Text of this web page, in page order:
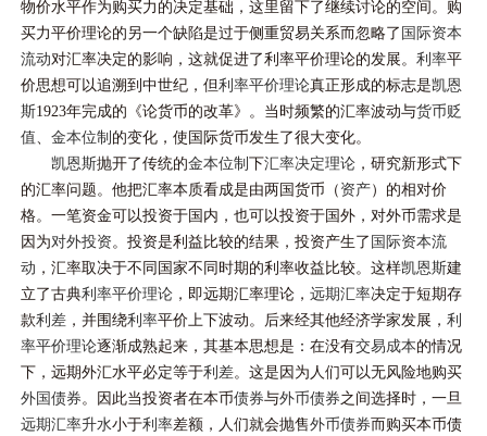
物价水平作为购买力的决定基础，这里留下了继续讨论的空间。购
买力平价理论的另一个缺陷是过于侧重贸易关系而忽略了 国际资本
流动对汇率决定的影响，这就促进了利率平价理论的发展。利率平
价思想可以追溯到中世纪，但利率平价理论真正形成的标志是凯恩
斯1923年完成的《论货币的改革》。当时频繁的汇率波动与货币贬
值、金本位制 的变化，使国际货币发生了很大变化。
凯恩斯抛开了传统的金本位制下汇率决定理论 ，研究新形式下
的汇率问题。他把汇率本质看成是由两国货币（ 资产）的相对价
格。一笔资金可以投资于国内，也可以投资于国外，对外币需求是
因为对外投资。投资是利益比较的结果，投资产生了 国际资本流
动 ，汇率取决于不同国家不同时期的利率收益比较。这样凯恩斯建
立了古典利率平价理论 ，即远期汇率理论，远期汇率决定于短期存
款利差 ，并围绕利率平价上下波动。后来经其他经济学家发展，利
率平价理论逐渐成熟起来，其基本思想是：在没有交易成本的情况
下，远期外汇水平必定等于利差。这是因为人们可以无风险地购买
外国债券。因此当投资者在本币债券与外币债券之间选择时，一旦
远期汇率升水小于利率差额，人们就会抛售外币债券而购买本币债